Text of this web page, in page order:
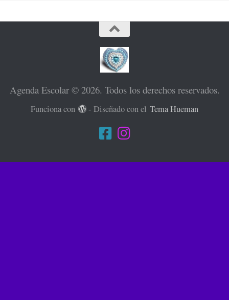
Agenda Escolar © 2026. Todos los derechos reservados.
Funciona con - Diseñado con elTema Hueman